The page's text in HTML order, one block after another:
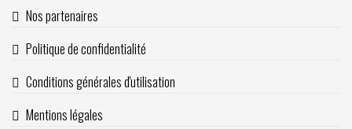
Nos partenaires
Politique de confidentialité
Conditions générales d'utilisation
Mentions légales